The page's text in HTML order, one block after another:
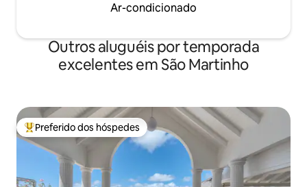
Ar-condicionado
Outros aluguéis por temporada
excelentes em São Martinho
Entre os melhores preferidos dos hóspedes
Preferido dos hóspedes